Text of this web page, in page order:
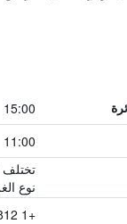
15:00
11:00
نوع
+1 812 482 6000